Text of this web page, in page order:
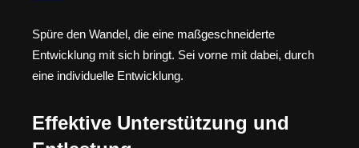
Spüre den Wandel, die eine maßgeschneiderte
Entwicklung mit sich bringt. Sei vorne mit dabei, durch
eine individuelle Entwicklung.
Effektive Unterstützung und